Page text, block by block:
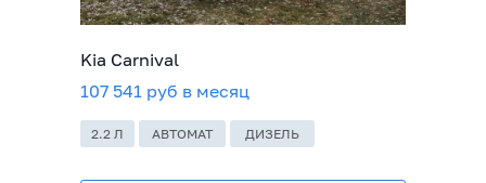
Kia Carnival
107 541 руб в месяц
2.2 Л АВТОМАТ ДИЗЕЛЬ